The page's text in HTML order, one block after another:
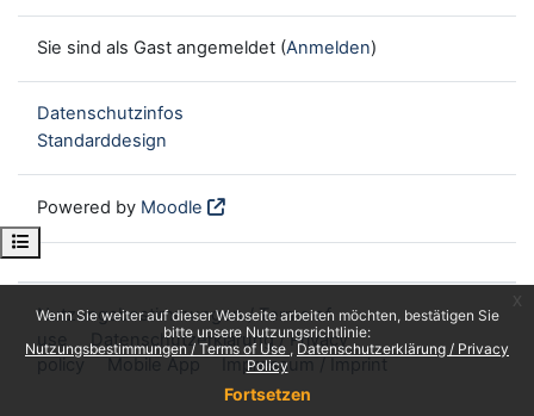
Wenn Sie weiter auf dieser Webseite arbeiten möchten, bestätigen Sie
bitte unsere Nutzungsrichtlinie:
Nutzungsbestimmungen / Terms of Use
Datenschutzerklärung / Privacy
Policy
Fortsetzen
Kursindex öffnen
Sie sind als Gast angemeldet (Anmelden)
Datenschutzinfos
Standarddesign
Powered by Moodle
Nutzungsbestimmungen / Terms of
use
Datenschutzerklärung / Privacy
policy
Mobile App Impressum / Imprint